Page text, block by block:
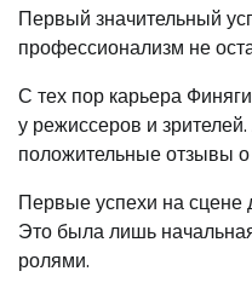
Первый значительный
профессионализм не
С тех пор карьера
у режиссеров и
положительные отзывы о
Первые успехи на сцене
Это была лишь
ролями.